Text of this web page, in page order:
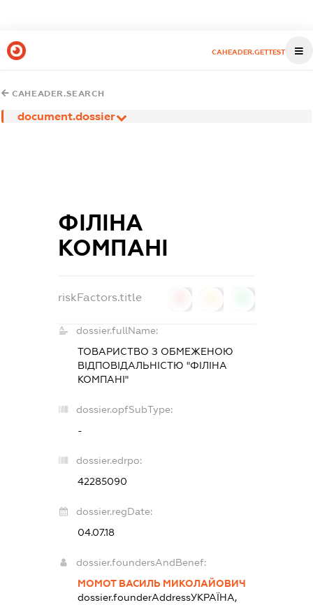
CAHEADER.GETTEST
CAHEADER.SEARCH
document.dossier
ФІЛІНА
КОМПАНІ
riskFactors.title
dossier.fullName:
ТОВАРИСТВО З ОБМЕЖЕНОЮ
ВІДПОВІДАЛЬНІСТЮ "ФІЛІНА
КОМПАНІ"
dossier.opfSubType:
-
dossier.edrpo:
42285090
dossier.regDate:
04.07.18
dossier.foundersAndBenef:
МОМОТ ВАСИЛЬ МИКОЛАЙОВИЧ
dossier.founderAddressУКРАЇНА,